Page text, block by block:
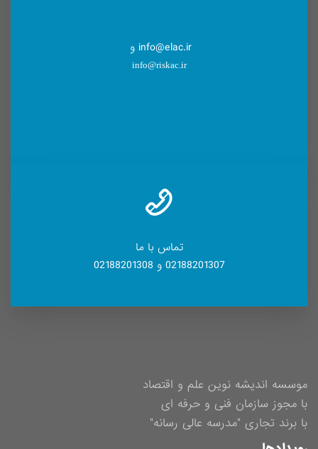
info@elac.ir و
info@riskac.ir
تماس با ما
02188201307 و 02188201308
موسسه اندیشه نوین علم و اقتصاد
با مجوز سازمان فنی و حرفه ای
با برند تجاری "مدرسه عالی رسانه"